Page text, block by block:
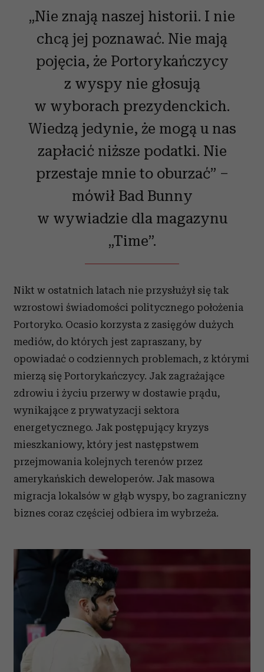
„Nie znają naszej historii. I nie
chcą jej poznawać. Nie mają
pojęcia, że Portorykańczycy
z wyspy nie głosują
w wyborach prezydenckich.
Wiedzą jedynie, że mogą u nas
zapłacić niższe podatki. Nie
przestaje mnie to oburzać” –
mówił Bad Bunny
w wywiadzie dla magazynu
„Time”.
Nikt w ostatnich latach nie przysłużył się tak
wzrostowi świadomości politycznego położenia
Portoryko. Ocasio korzysta z zasięgów dużych
mediów, do których jest zapraszany, by
opowiadać o codziennych problemach, z którymi
mierzą się Portorykańczycy. Jak zagrażające
zdrowiu i życiu przerwy w dostawie prądu,
wynikające z prywatyzacji sektora
energetycznego. Jak postępujący kryzys
mieszkaniowy, który jest następstwem
przejmowania kolejnych terenów przez
amerykańskich deweloperów. Jak masowa
migracja lokalsów w głąb wyspy, bo zagraniczny
biznes coraz częściej odbiera im wybrzeża.